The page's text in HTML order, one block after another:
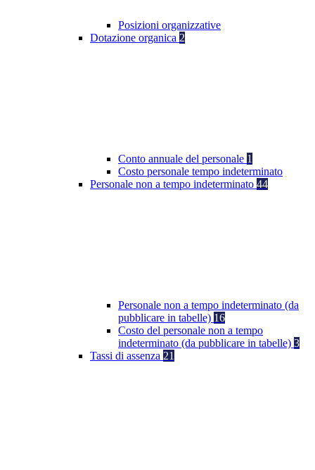
Posizioni organizzative
Dotazione organica 2
Conto annuale del personale 1
Costo personale tempo indeterminato
Personale non a tempo indeterminato 44
Personale non a tempo indeterminato (da
pubblicare in tabelle) 16
Costo del personale non a tempo
indeterminato (da pubblicare in tabelle) 3
Tassi di assenza 21